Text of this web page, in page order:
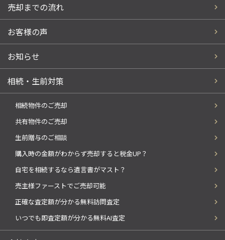
売却までの流れ
お客様の声
お知らせ
相続・生前対策
相続物件のご売却
共有物件のご売却
生前贈与のご相談
購入時の金額がわからず売却すると税金UP？
自宅を相続するなら遺言書がマスト？
売主様ファーストでご売却可能
正確な査定額が分かる無料訪問査定
いつでも即査定額が分かる無料AI査定